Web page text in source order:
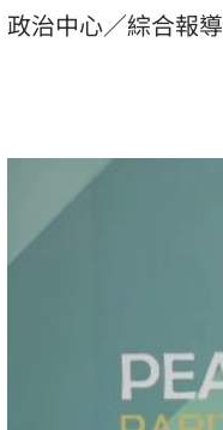
8國球員齊聚高雄
政治中心／綜合報導